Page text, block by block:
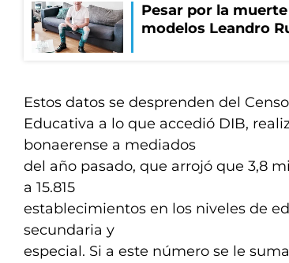
Pesar por la
modelos Leandro
Estos datos se desprenden del
Educativa a lo que accedió DIB,
bonaerense a mediados
del año pasado, que arrojó que 3,8
a 15.815
establecimientos en los niveles de
secundaria y
especial. Si a este número se le